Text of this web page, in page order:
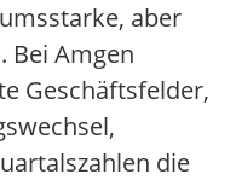
aber
Bei Amgen
Geschäftsfelder,
die